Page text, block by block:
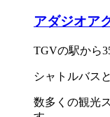
アダジオア
TGVの駅から
シャトルバス
数多くの観光